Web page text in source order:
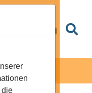
die